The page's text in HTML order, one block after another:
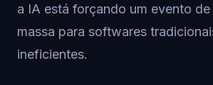
a IA está forçando um evento
massa para softwares
ineficientes.